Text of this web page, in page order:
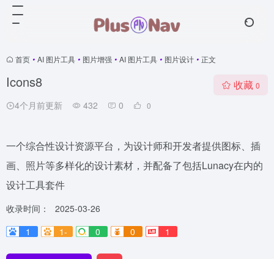
首页 • AI 图片工具 • 图片增强 • AI 图片工具 • 图片设计 • 正文
Icons8
4个月前更新 432 0 0
收藏 0
一个综合性设计资源平台，为设计师和开发者提供图标、插
画、照片等多样化的设计素材，并配备了包括Lunacy在内的
设计工具套件
收录时间：
2025-03-26
1
1- 0 0 1